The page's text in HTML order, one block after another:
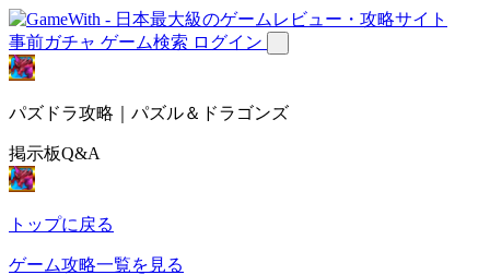
事前ガチャ ゲーム検索 ログイン
パズドラ攻略｜パズル＆ドラゴンズ
掲示板Q&A
トップに戻る
ゲーム攻略一覧を見る